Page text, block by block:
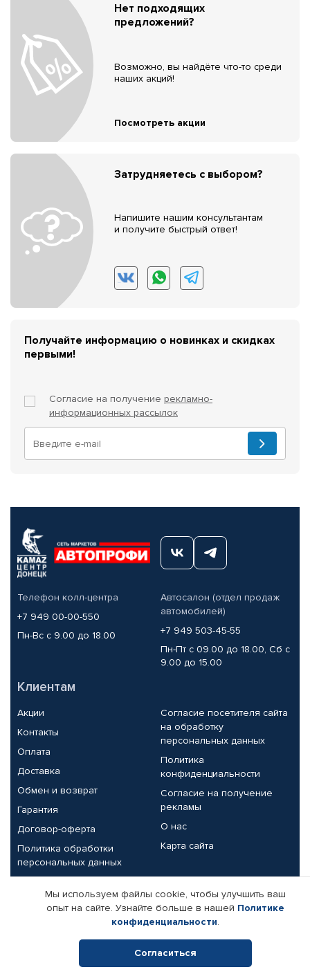
Нет подходящих
предложений?
Возможно, вы найдёте что-то среди
наших акций!
Посмотреть акции
Затрудняетесь с выбором?
Напишите нашим консультантам
и получите быстрый ответ!
Получайте информацию о новинках и скидках
первыми!
Согласие на получение рекламно-
информационных рассылок
Телефон колл-центра
+7 949 00-00-550
Пн-Вс с 9.00 до 18.00
Автосалон (отдел продаж
автомобилей)
+7 949 503-45-55
Пн-Пт с 09.00 до 18.00, Сб с
9.00 до 15.00
Клиентам
Акции
Контакты
Оплата
Доставка
Обмен и возврат
Гарантия
Договор-оферта
Политика обработки
персональных данных
Согласие посетителя сайта
на обработку
персональных данных
Политика
конфиденциальности
Согласие на получение
рекламы
О нас
Карта сайта
Партнерам
Корпоративным клиентам
Поставщикам
Реквизиты компании
Мы используем файлы cookie, чтобы улучшить ваш
опыт на сайте. Узнайте больше в нашей Политике
конфиденциальности.
Согласиться